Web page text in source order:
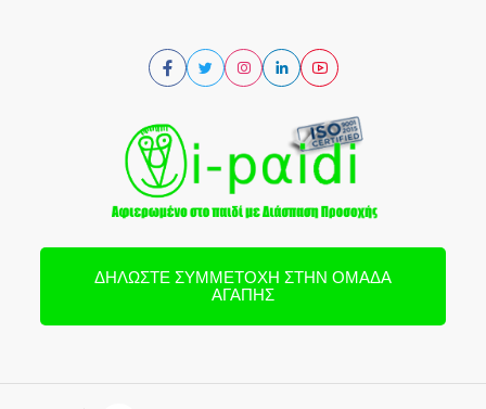
ΔΗΛΏΣΤΕ ΣΥΜΜΕΤΟΧΉ ΣΤΗΝ ΟΜΆΔΑ
ΑΓΆΠΗΣ